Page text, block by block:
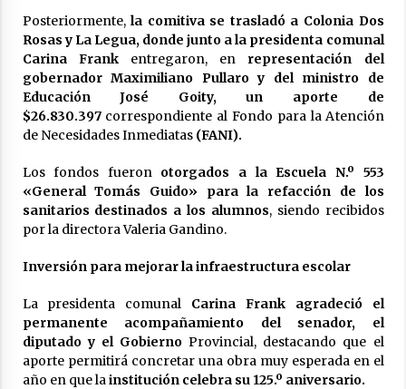
Posteriormente,la comitiva se trasladó a Colonia Dos
Rosas y La Legua, donde junto a la presidenta comunal
Carina Frankentregaron, en representación del
gobernador Maximiliano Pullaro y del ministro de
Educación José Goity, un aporte de
$26.830.397correspondiente al Fondo para la Atención
de Necesidades Inmediatas (FANI).
Los fondos fueron otorgados a la Escuela N.º 553
«General Tomás Guido» para la refacción de los
sanitarios destinados a los alumnos, siendo recibidos
por la directora Valeria Gandino.
Inversión para mejorar la infraestructura escolar
La presidenta comunal Carina Frank agradeció el
permanente acompañamiento del senador, el
diputado y el GobiernoProvincial, destacando que el
aporte permitirá concretar una obra muy esperada en el
año en que lainstitución celebra su 125.º aniversario.